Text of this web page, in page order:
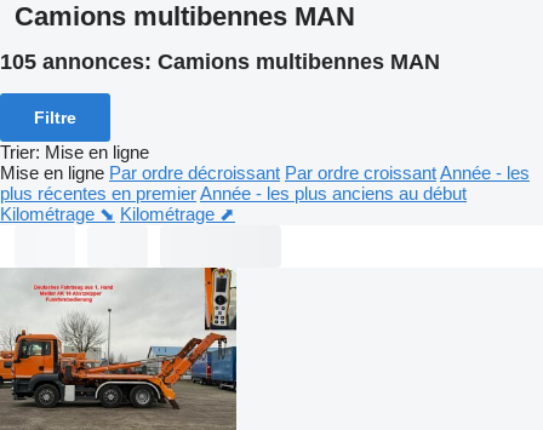
Camions multibennes MAN
105 annonces: Camions multibennes MAN
Filtre
Trier: Mise en ligne
Mise en ligne Par ordre décroissant Par ordre croissantAnnée - les
plus récentes en premierAnnée - les plus anciens au début
Kilométrage ⬊ Kilométrage ⬈